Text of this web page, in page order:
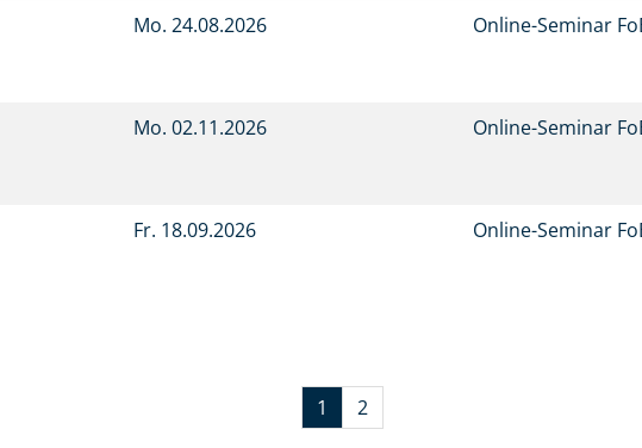
Mo. 24.08.2026 Online-Seminar
Mo. 02.11.2026 Online-Seminar
Fr. 18.09.2026 Online-Seminar
1 2